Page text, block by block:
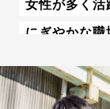
女性が多く活
にぎやかな職
資格取得をバ